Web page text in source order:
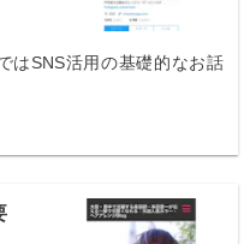
はSNS活用の基礎的なお話